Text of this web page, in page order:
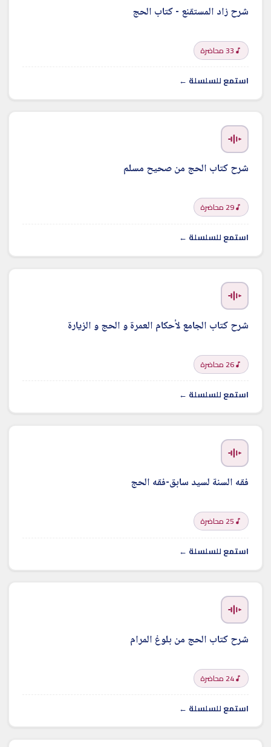
شرح زاد المستقنع - كتاب الحج
33 محاضرة
استمع للسلسلة ←
شرح كتاب الحج من صحيح مسلم
29 محاضرة
استمع للسلسلة ←
شرح كتاب الجامع لأحكام العمرة و الحج و الزيارة
26 محاضرة
استمع للسلسلة ←
فقه السنة لسيد سابق-فقه الحج
25 محاضرة
استمع للسلسلة ←
شرح كتاب الحج من بلوغ المرام
24 محاضرة
استمع للسلسلة ←